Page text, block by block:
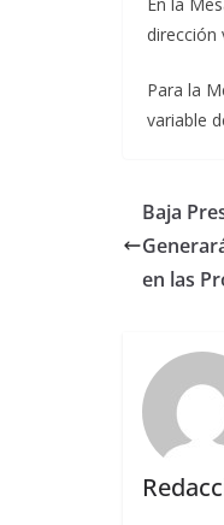
dirección
Para la
variable
Baja
en las